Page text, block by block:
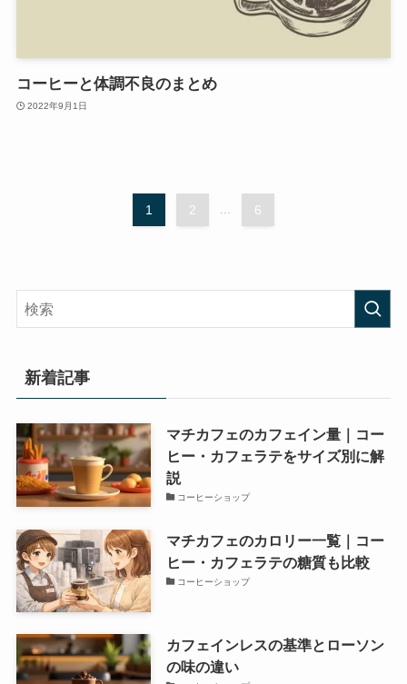
コーヒーと体調不良のまとめ
2022年9月1日
1 2 6
新着記事
マチカフェのカフェイン量｜コー
ヒー・カフェラテをサイズ別に解
説
コーヒーショップ
マチカフェのカロリー一覧｜コー
ヒー・カフェラテの糖質も比較
コーヒーショップ
カフェインレスの基準とローソン
の味の違い